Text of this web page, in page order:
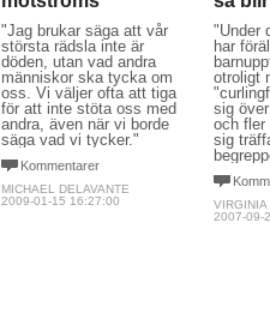
"Jag brukar säga att vår
största rädsla inte är
döden, utan vad andra
människor ska tycka om
oss. Vi väljer ofta att tiga
för att inte stöta oss med
andra, även när vi borde
säga vad vi tycker."
Kommentarer
MICHAEL DELAVANTE
2009-01-15 16:27:00
"Under
har
otroligt
sig
och fler
sig
VIRGINIA
2007-09-